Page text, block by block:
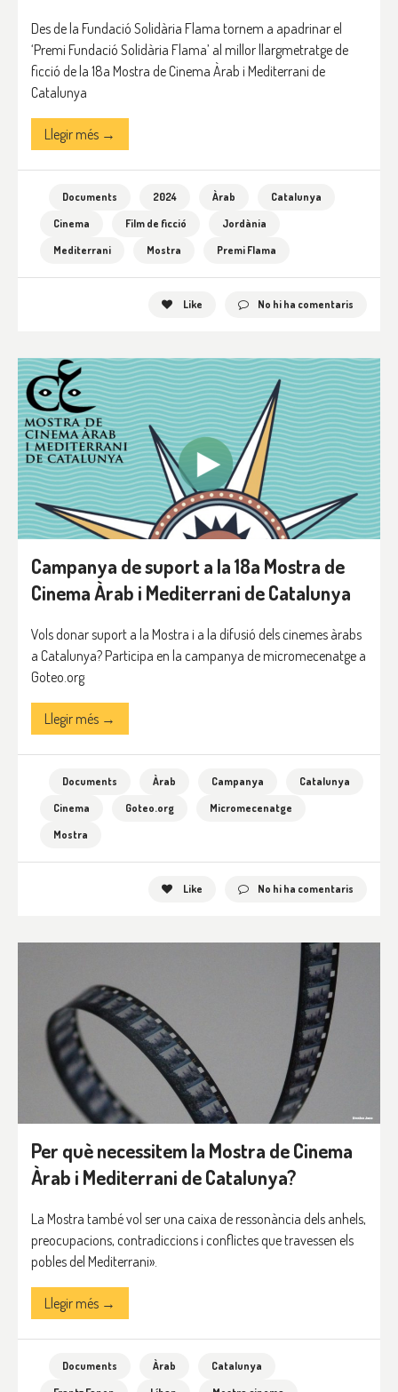
Des de la Fundació Solidària Flama tornem a apadrinar el
‘Premi Fundació Solidària Flama’ al millor llargmetratge de
ficció de la 18a Mostra de Cinema Àrab i Mediterrani de
Catalunya
Llegir més →
Documents 2024 Àrab
Catalunya
Cinema
Film de ficció
Jordània
Mediterrani
Mostra Premi Flama
Like No hi ha comentaris
Campanya de suport a la 18a Mostra de
Cinema Àrab i Mediterrani de Catalunya
Vols donar suport a la Mostra i a la difusió dels cinemes àrabs
a Catalunya? Participa en la campanya de micromecenatge a
Goteo.org
Llegir més →
Documents Àrab Campanya
Catalunya
Cinema
Goteo.org
Micromecenatge
Mostra
Like No hi ha comentaris
Per què necessitem la Mostra de Cinema
Àrab i Mediterrani de Catalunya?
La Mostra també vol ser una caixa de ressonància dels anhels,
preocupacions, contradiccions i conflictes que travessen els
pobles del Mediterrani».
Llegir més →
Documents Àrab
Catalunya